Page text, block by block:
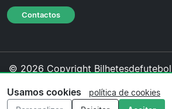
Contactos
© 2026 Copyright
cookies·Política
Usamos cookies
política de cookies